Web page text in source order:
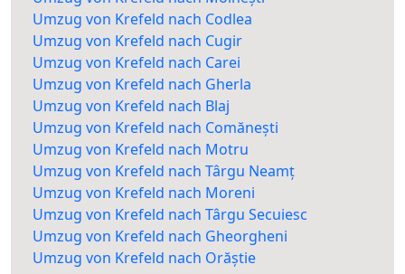
Umzug von Krefeld nach Codlea
Umzug von Krefeld nach Cugir
Umzug von Krefeld nach Carei
Umzug von Krefeld nach Gherla
Umzug von Krefeld nach Blaj
Umzug von Krefeld nach Comănești
Umzug von Krefeld nach Motru
Umzug von Krefeld nach Târgu Neamț
Umzug von Krefeld nach Moreni
Umzug von Krefeld nach Târgu Secuiesc
Umzug von Krefeld nach Gheorgheni
Umzug von Krefeld nach Orăștie